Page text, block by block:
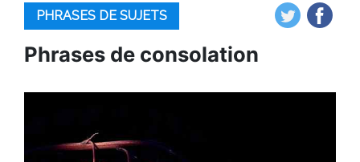
PHRASES DE SUJETS
Phrases de consolation